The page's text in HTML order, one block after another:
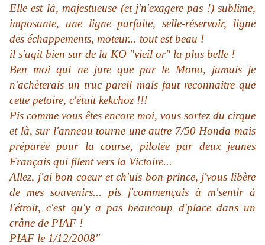
Elle est là, majestueuse (et j'n'exagere pas !) sublime,
imposante, une ligne parfaite, selle-réservoir, ligne
des échappements, moteur... tout est beau !
il s'agit bien sur de la KO "vieil or" la plus belle !
Ben moi qui ne jure que par le Mono, jamais je
n'achèterais un truc pareil mais faut reconnaitre que
cette petoire, c'était kekchoz !!!
Pis comme vous êtes encore moi, vous sortez du cirque
et là, sur l'anneau tourne une autre 7/50 Honda mais
préparée pour la course, pilotée par deux jeunes
Français qui filent vers la Victoire...
Allez, j'ai bon coeur et ch'uis bon prince, j'vous libère
de mes souvenirs... pis j'commençais à m'sentir à
l'étroit, c'est qu'y a pas beaucoup d'place dans un
crâne de PIAF !
PIAF le 1/12/2008"